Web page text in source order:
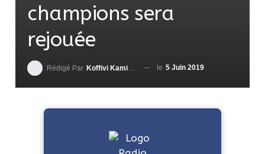
champions sera
rejouée
Rédigé Par Koffivi Kami AGBETOU le 5 Juin 2019